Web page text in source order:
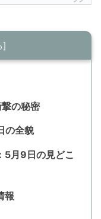
の秘密
の全貌
5月9日の見どこ
報